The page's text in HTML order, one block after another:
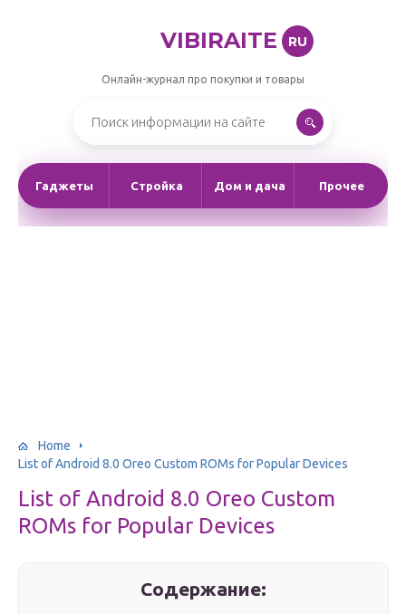
VIBIRAITE RU
Онлайн-журнал про покупки и товары
Гаджеты Стройка Дом и дача Прочее
Home
List of Android 8.0 Oreo Custom ROMs for Popular Devices
List of Android 8.0 Oreo Custom
ROMs for Popular Devices
Содержание: